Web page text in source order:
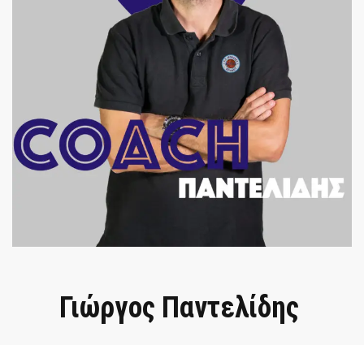
Γιώργος Παντελίδης